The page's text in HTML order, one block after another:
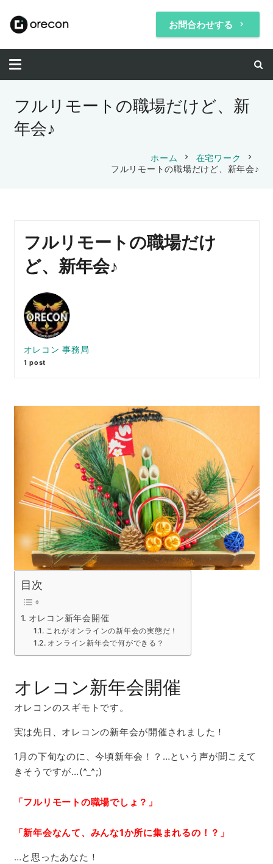
お問合わせする keyboard_arrow_right
フルリモートの職場だけど、新
年会♪
ホーム chevron_right 在宅ワーク chevron_right
フルリモートの職場だけど、新年会♪
フルリモートの職場だけ
ど、新年会♪
オレコン 事務局
1 post
目次
オレコン新年会開催
これがオンラインの新年会の実態だ！
オンライン新年会で何ができる？
オレコン新年会開催
オレコンのスギモトです。
実は先日、オレコンの新年会が開催されました！
1月の下旬なのに、今頃新年会！？…という声が聞こえて
きそうですが…(^_^;)
「フルリモートの職場でしょ？」
「新年会なんて、みんな1か所に集まれるの！？」
…と思ったあなた！